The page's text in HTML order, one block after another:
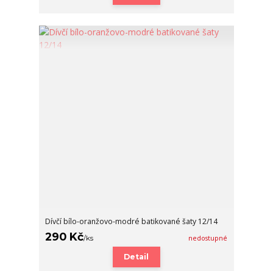
Dívčí bílo-oranžovo-modré batikované šaty 12/14
290 Kč/ks nedostupné
Detail